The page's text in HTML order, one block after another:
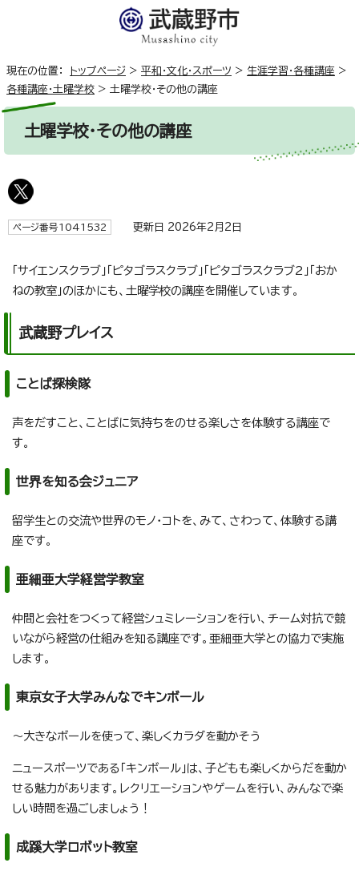
現在の位置： トップページ > 平和・文化・スポーツ > 生涯学習・各種講座 >
各種講座・土曜学校 > 土曜学校・その他の講座
土曜学校・その他の講座
ページ番号1041532 更新日 2026年2月2日
「サイエンスクラブ」「ピタゴラスクラブ」「ピタゴラスクラブ2」「おか
ねの教室」のほかにも、土曜学校の講座を開催しています。
武蔵野プレイス
ことば探検隊
声をだすこと、ことばに気持ちをのせる楽しさを体験する講座で
す。
世界を知る会ジュニア
留学生との交流や世界のモノ・コトを、みて、さわって、体験する講
座です。
亜細亜大学経営学教室
仲間と会社をつくって経営シュミレーションを行い、チーム対抗で競
いながら経営の仕組みを知る講座です。亜細亜大学との協力で実施
します。
東京女子大学みんなでキンボール
～大きなボールを使って、楽しくカラダを動かそう
ニュースポーツである「キンボール」は、子どもも楽しくからだを動か
せる魅力があります。レクリエーションやゲームを行い、みんなで楽
しい時間を過ごしましょう！
成蹊大学ロボット教室